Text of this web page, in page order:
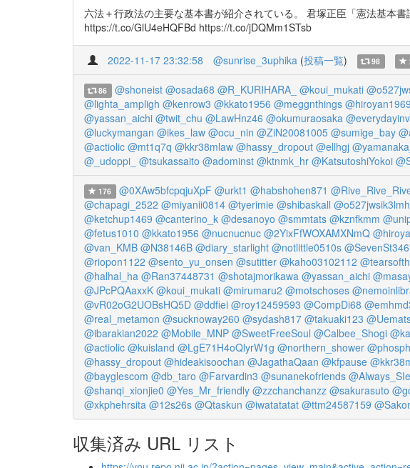
六法＋行政法の主要な基本書が紹介されている。 君塚正臣「憲法基
https://t.co/GlU4eHQFBd https://t.co/jDQMm1STsb
2022-11-17 23:32:58 @sunrise_3uphika (投稿一覧) 98
86 @shoneist @osada68 @R_KURIHARA_ @koui_mukati
@lighta_ampligh @kenrow3 @kkato1956 @meggnthings @hiroyan1969
@yassan_aichi @twit_chu @LawHnz46 @okumuraosaka
@luckymangan @ikes_law @ocu_nin @ZiN20081005 @sumige_bay
@actiolic @mt1q7q @kkr38mlaw @hassy_dropout @ellhgj
@_udoppi_ @tsukassaito @adominst @ktnmk_hr @KatsutoshiYokoi
176 @0XAw5bfcpqjuXpF @urkt1 @habshohen871
@chapagi_2522 @miyanii0814 @tyerimie @shibaskall
@ketchup1469 @canterino_k @desanoyo @smmtats @kznfkmm
@fetus1010 @kkato1956 @nucnucnuc @2YixFfWOXAMXNmQ
@van_KMB @N38146B @diary_starlight @notlittle0510s
@riopon1122 @sento_yu_onsen @sutitter @kaho03102112
@halhal_ha @Ran37448731 @shotajmorikawa @yassan_aichi
@JPcPQAaxxK @koui_mukati @mirumaru2 @motschoses
@vR02oG2UOBsHQ5D @ddfiei @roy12459593 @CompDi68
@real_metamon @sucknoway260 @sydash817 @takuaki123
@ibarakian2022 @Mobile_MNP @SweetFreeSoul @Calbee_Shogi
@actiolic @kuisland @LgE71H4oQlyrW1g @northern_shower
@hassy_dropout @hideakisoochan @JagathaQaan @kfpause
@bayglescom @db_taro @Farvardin3 @sunanekofriends
@shanqi_xionjie0 @Yes_Mr_friendly @zzchanchanzz @sakurasuto
@xkphehrsita @12s26s @Qtaskun @iwatatatat @ttm24587159
収集済み URL リスト